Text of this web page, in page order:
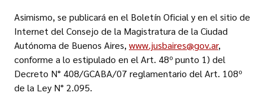
Asimismo, se publicará en el Boletín Oficial y en el sitio de
Internet del Consejo de la Magistratura de la Ciudad
Autónoma de Buenos Aires, www.jusbaires@gov.ar,
conforme a lo estipulado en el Art. 48º punto 1) del
Decreto N° 408/GCABA/07 reglamentario del Art. 108º
de la Ley N° 2.095.